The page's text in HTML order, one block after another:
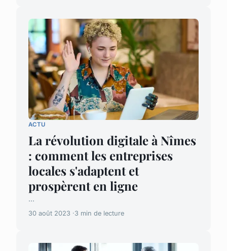
ACTU
La révolution digitale à Nîmes
: comment les entreprises
locales s'adaptent et
prospèrent en ligne
...
30 août 2023 3 min de lecture